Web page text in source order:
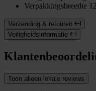
Verpakkingsbreedte
Verzending & retouren
Veiligheidsinformatie
Toon alleen lokale reviews